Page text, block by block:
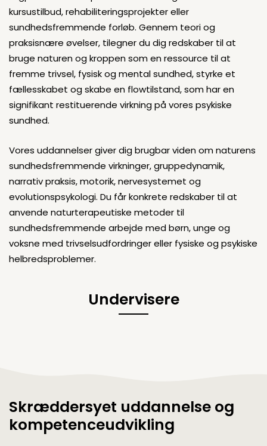
kursustilbud, rehabiliteringsprojekter eller
sundhedsfremmende forløb. Gennem teori og
praksisnære øvelser, tilegner du dig redskaber til at
bruge naturen og kroppen som en ressource til at
fremme trivsel, fysisk og mental sundhed, styrke et
fællesskabet og skabe en flowtilstand, som har en
signifikant restituerende virkning på vores psykiske
sundhed.
Vores uddannelser giver dig brugbar viden om naturens
sundhedsfremmende virkninger, gruppedynamik,
narrativ praksis, motorik, nervesystemet og
evolutionspsykologi. Du får konkrete redskaber til at
anvende naturterapeutiske metoder til
sundhedsfremmende arbejde med børn, unge og
voksne med trivselsudfordringer eller fysiske og psykiske
helbredsproblemer.
Undervisere
Skræddersyet uddannelse og
kompetenceudvikling